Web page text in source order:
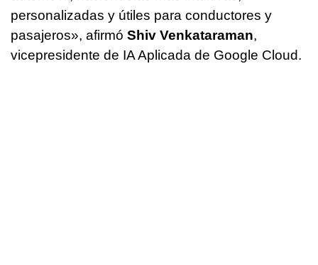
personalizadas y útiles para conductores y
pasajeros», afirmó Shiv Venkataraman,
vicepresidente de IA Aplicada de Google Cloud.